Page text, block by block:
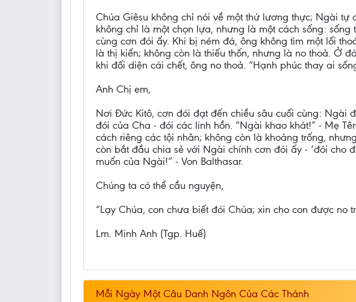
Chúa Giêsu không chỉ nói về một thứ lương thực; Ngài
không chỉ là một chọn lựa, nhưng là một cách sống:
cùng cơn đói ấy. Khi bị ném đá, ông không tìm một lối
là thị kiến; không còn là thiếu thốn, nhưng là no thoả. Ở
khi đối diện cái chết, ông no thoả. “Hạnh phúc thay ai
Anh Chị em,
Nơi Đức Kitô, cơn đói đạt đến chiều sâu cuối cùng: Ngài
đói của Cha - đói các linh hồn. “Ngài khao khát!” - Mẹ
cách riêng các tội nhân; không còn là khoảng trống,
còn bắt đầu chia sẻ với Ngài chính cơn đói ấy - ‘đói cho
muốn của Ngài!” - Von Balthasar.
Chúng ta có thể cầu nguyện,
“Lạy Chúa, con chưa biết đói Chúa; xin cho con được
Lm. Minh Anh (Tgp. Huế)
Mỗi Ngày Một Câu Danh Ngôn Của Các Thánh